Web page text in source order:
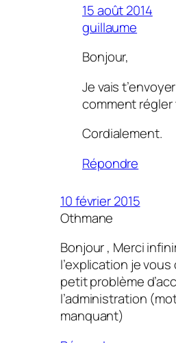
15 août 2014
guillaume
Bonjour,
Je vais
comment
Cordialement.
Répondre
10 février 2015
Othmane
Bonjour , Merci
l’explication je
petit problème
l’administration
manquant)